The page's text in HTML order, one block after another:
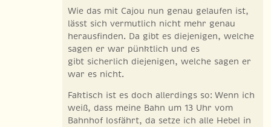
Wie das mit Cajou nun genau gelaufen ist,
lässt sich vermutlich nicht mehr genau
herausfinden. Da gibt es diejenigen, welche
sagen er war pünktlich und es
gibt sicherlich diejenigen, welche sagen er
war es nicht.
Faktisch ist es doch allerdings so: Wenn ich
weiß, dass meine Bahn um 13 Uhr vom
Bahnhof losfährt, da setze ich alle Hebel in